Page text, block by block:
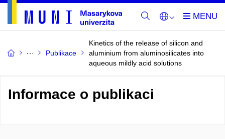
Publikace
Kinetics of the release of silicon and
aluminium from aluminosilicates into
aqueous mildly acid solutions
Informace o publikaci